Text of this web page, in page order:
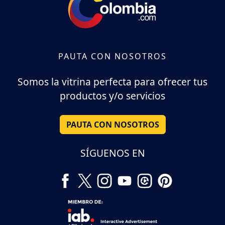
PAUTA CON NOSOTROS
Somos la vitrina perfecta para ofrecer tus
productos y/o servicios
PAUTA CON NOSOTROS
SÍGUENOS EN